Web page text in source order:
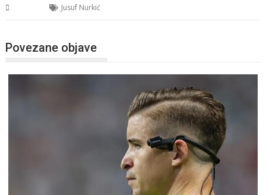
Jusuf Nurkić
Povezane objave